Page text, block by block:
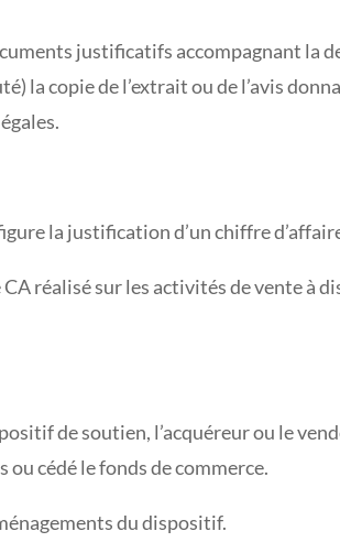
justificatifs accompagnant la
la copie de l’extrait ou de l’avis
la justification d’un chiffre
réalisé sur les activités de vente à
de soutien, l’acquéreur ou le
cédé le fonds de commerce.
du dispositif.